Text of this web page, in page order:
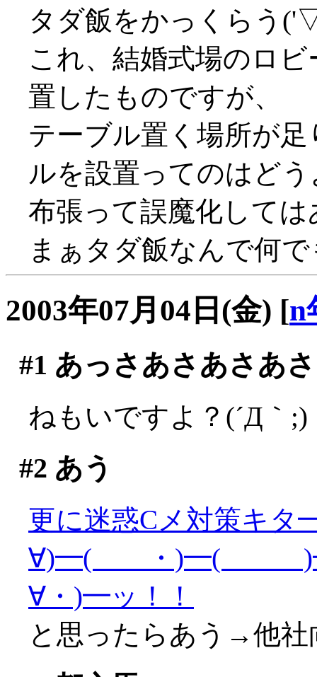
タダ飯をかっくらう
これ、結婚式場のロ
置したものですが、
テーブル置く場所が
ルを設置ってのはどう
布張って誤魔化して
まぁタダ飯なんで何
2003年07月04日(金) [n
#1 あっさあさあさあ
ねもいですよ？(´Д｀;)
#2 あう
更に迷惑Cメ対策キ
∀)━( ・)━(
∀・)━ッ！！
と思ったらあう→他社